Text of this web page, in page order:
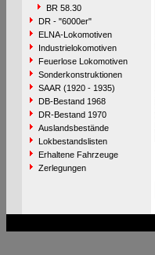
BR 58.30
DR - "6000er"
ELNA-Lokomotiven
Industrielokomotiven
Feuerlose Lokomotiven
Sonderkonstruktionen
SAAR (1920 - 1935)
DB-Bestand 1968
DR-Bestand 1970
Auslandsbestände
Lokbestandslisten
Erhaltene Fahrzeuge
Zerlegungen